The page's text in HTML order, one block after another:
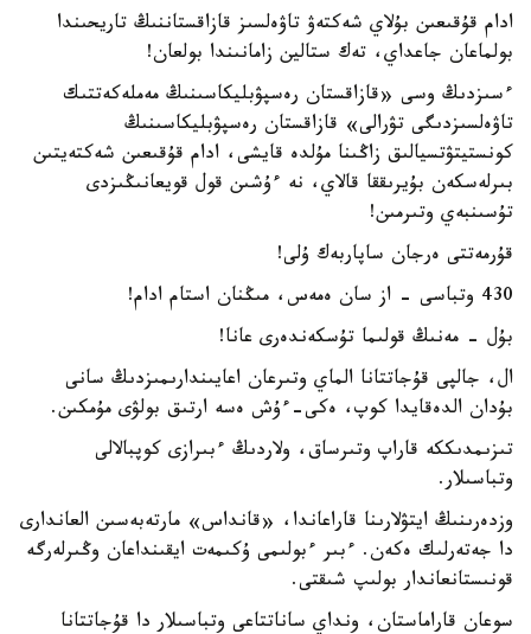
ادام قۇقىعىن بۇلاي شەكتەۋ تاۋەلسىز قازاقستاننىڭ تاريحىندا
بولماعان جاعداي، تەك ستالين زامانىندا بولعان!
ءسىزدىڭ وسى «قازاقستان رەسپۋبليكاسىنىڭ مەملەكەتتىك
تاۋەلسىزدىگى تۋرالى» قازاقستان رەسپۋبليكاسىنىڭ
كونستيتۋتسيالىق زاڭىنا مۇلدە قايشى، ادام قۇقىعىن شەكتەيتىن
بىرلەسكەن بۇيرىققا قالاي، نە ءۇشىن قول قويعانىڭىزدى
تۇسىنبەي وتىرمىن!
قۇرمەتتى ەرجان ساپاربەك ۇلى!
430 وتباسى - از سان ەمەس، مىڭنان استام ادام!
بۇل - مەنىڭ قولىما تۇسكەندەرى عانا!
ال، جالپى قۇجاتتانا الماي وتىرعان اعايىندارىمىزدىڭ سانى
بۇدان الدەقايدا كوپ، ەكى-ءۇش ەسە ارتىق بولۋى مۇمكىن.
تىزىمدىككە قاراپ وتىرساق، ولاردىڭ ءبىرازى كوپبالالى
وتباسىلار.
وزدەرىنىڭ ايتۋلارىنا قاراعاندا، «قانداس» مارتەبەسىن العاندارى
دا جەتەرلىك ەكەن. ءبىر ءبولىمى ۇكىمەت ايقىنداعان وڭىرلەرگە
قونىستانعاندار بولىپ شىقتى.
سوعان قاراماستان، ونداي ساناتتاعى وتباسىلار دا قۇجاتتانا